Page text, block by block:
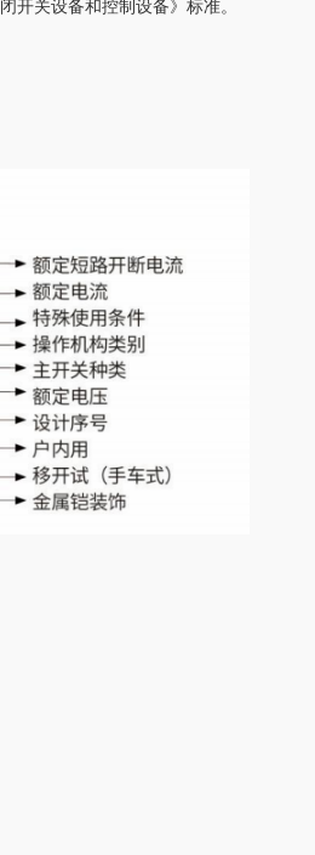
开关设备和控制设备》标准。